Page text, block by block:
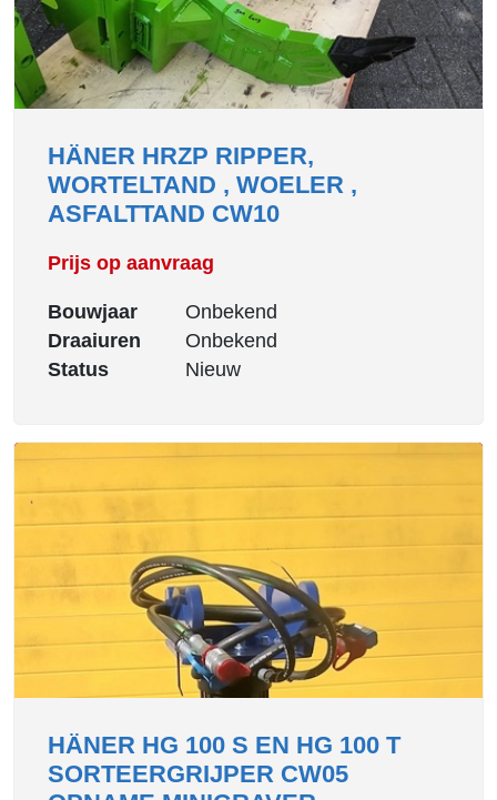
HÄNER HRZP RIPPER,
WORTELTAND , WOELER ,
ASFALTTAND CW10
Prijs op aanvraag
Bouwjaar
Onbekend
Draaiuren
Onbekend
Status
Nieuw
HÄNER HG 100 S EN HG 100 T
SORTEERGRIJPER CW05